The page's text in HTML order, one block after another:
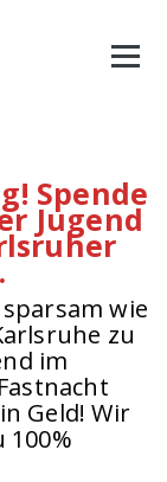
Spende
Jugend
wie
zu
im
Geld! Wir